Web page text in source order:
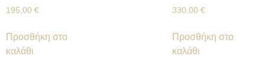
195,00 €
Προσθήκη στο
καλάθι
330,00€
Προσθήκη στο
καλάθι